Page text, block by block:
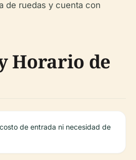
de ruedas y cuenta con
Horario de
de entrada ni necesidad de